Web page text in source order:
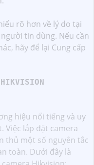
rõ hơn về lý do tại
tin dùng. Nếu cần
hãy để lại Cung cấp
hiệu nổi tiếng và uy
Việc lắp đặt camera
thủ một số nguyên tắc
toàn. Dưới đây là